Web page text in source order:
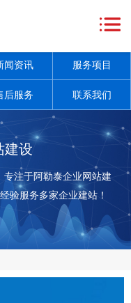
闻资讯 服务项目
后服务 联系我们
建设
注于阿勒泰企业网站建
验服务多家企业建站！